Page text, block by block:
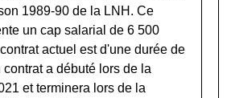
1989-90 de la LNH. Ce
un cap salarial de 6 500
actuel est d'une durée de
a débuté lors de la
et terminera lors de la